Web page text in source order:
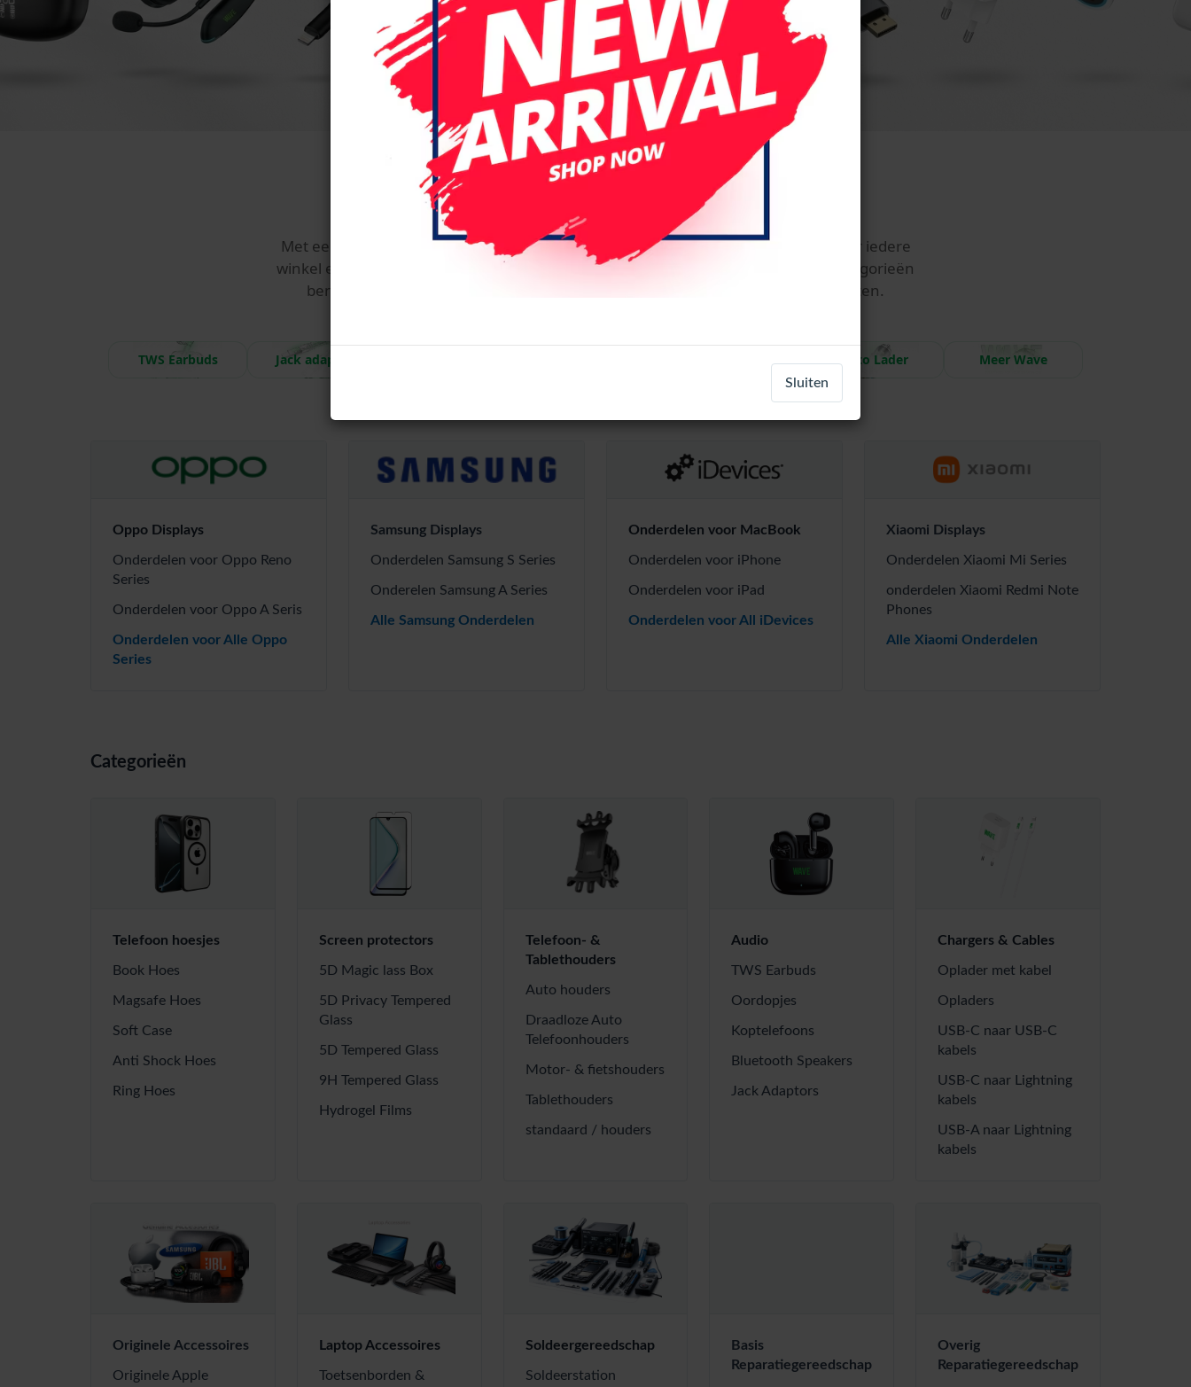
WAVE accesoires
Met een breed assortiment aan producten is WAVE een onmisbare aanvulling voor iedere
winkel en voorraad. Dankzij de levenslange garantie op geselecteerde productcategorieën
bent u bovendien verzekerd van duurzame en technisch betrouwbare producten.
TWS Earbuds Jack adapters Draadloos Oplder Auto Lader Meer Wave
Oppo Displays
Onderdelen voor Oppo Reno
Series
Onderdelen voor Oppo A Seris
Onderdelen voor Alle Oppo
Series
Samsung Displays
Onderdelen Samsung S Series
Onderelen Samsung A Series
Alle Samsung Onderdelen
Onderdelen voor MacBook
Onderdelen voor iPhone
Onderdelen voor iPad
Onderdelen voor All iDevices
Xiaomi Displays
Onderdelen Xiaomi Mi Series
onderdelen Xiaomi Redmi Note
Phones
Alle Xiaomi Onderdelen
Categorieën
Telefoon hoesjes
Book Hoes
Magsafe Hoes
Soft Case
Anti Shock Hoes
Ring Hoes
Screen protectors
5D Magic lass Box
5D Privacy Tempered
Glass
5D Tempered Glass
9H Tempered Glass
Hydrogel Films
Telefoon- &
Tablethouders
Auto houders
Draadloze Auto
Telefoonhouders
Motor- & fietshouders
Tablethouders
standaard / houders
Audio
TWS Earbuds
Oordopjes
Koptelefoons
Bluetooth Speakers
Jack Adaptors
Chargers & Cables
Oplader met kabel
Opladers
USB-C naar USB-C
kabels
USB-C naar Lightning
kabels
USB-A naar Lightning
kabels
Originele Accessoires
Originele Apple
Laptop Accessoires
Toetsenborden &
Soldeergereedschap
Soldeerstation
Basis
Reparatiegereedschap
Overig
Reparatiegereedschap
Sluiten